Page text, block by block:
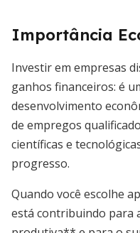
Importância
Investir em empresas
ganhos financeiros: é
desenvolvimento
de empregos
científicas e
progresso.
Quando você escolhe
está contribuindo para